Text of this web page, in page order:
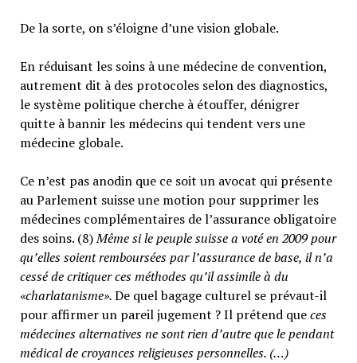
De la sorte, on s’éloigne d’une vision globale.
En réduisant les soins à une médecine de convention,
autrement dit à des protocoles selon des diagnostics,
le système politique cherche à étouffer, dénigrer
quitte à bannir les médecins qui tendent vers une
médecine globale.
Ce n’est pas anodin que ce soit un avocat qui présente
au Parlement suisse une motion pour supprimer les
médecines complémentaires de l’assurance obligatoire
des soins. (8)Même si le peuple suisse a voté en 2009 pour
qu’elles soient remboursées par l’assurance de base, il n’a
cessé de critiquer ces méthodes qu’il assimile à du
«charlatanisme».De quel bagage culturel se prévaut-il
pour affirmer un pareil jugement ? Il prétend queces
médecines alternatives ne sont rien d’autre que le pendant
médical de croyances religieuses personnelles. (…)